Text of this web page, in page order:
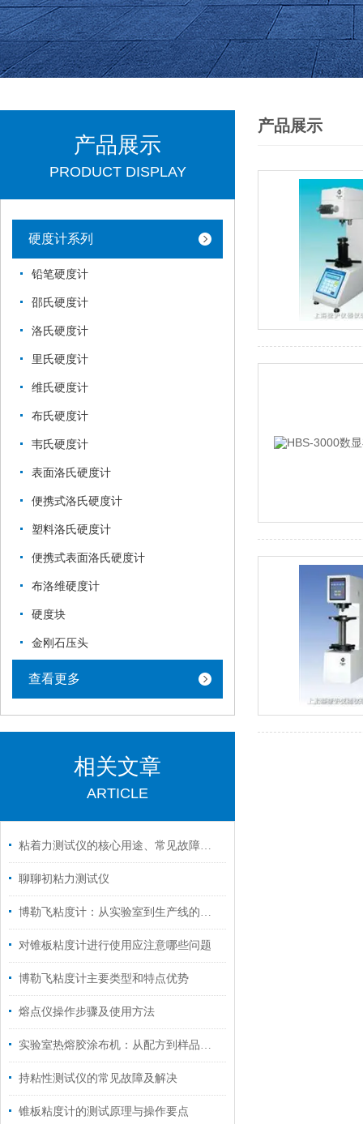
产品展示
PRODUCT DISPLAY
硬度计系列
铅笔硬度计
邵氏硬度计
洛氏硬度计
里氏硬度计
维氏硬度计
布氏硬度计
韦氏硬度计
表面洛氏硬度计
便携式洛氏硬度计
塑料洛氏硬度计
便携式表面洛氏硬度计
布洛维硬度计
硬度块
金刚石压头
查看更多
相关文章
ARTICLE
粘着力测试仪的核心用途、常见故障深度解析与排除指南
聊聊初粘力测试仪
博勒飞粘度计：从实验室到生产线的品质守护者
对锥板粘度计进行使用应注意哪些问题
博勒飞粘度计主要类型和特点优势
熔点仪操作步骤及使用方法
实验室热熔胶涂布机：从配方到样品的精密转化器
持粘性测试仪的常见故障及解决
锥板粘度计的测试原理与操作要点
产品展示